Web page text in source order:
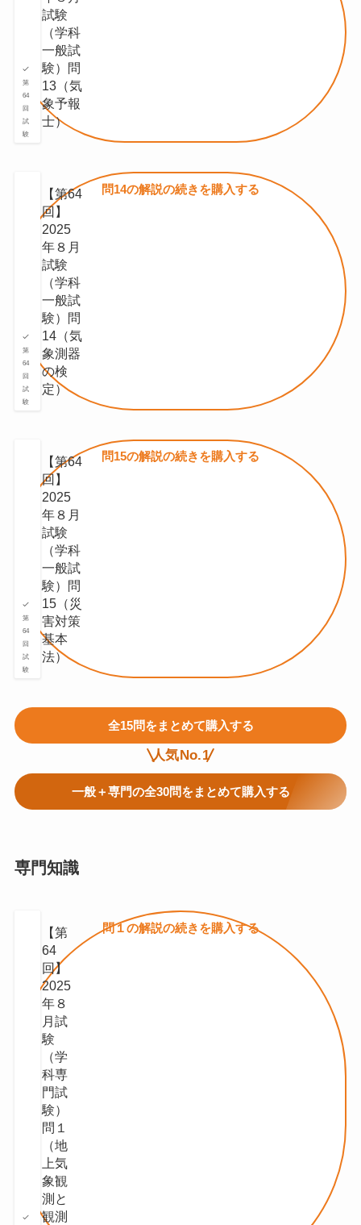
第
64
回
試
験
試験
（学科
一般試
験）問
13（気
象予報
士）
第
64
回
試
験
【第64
回】
2025
年８月
試験
（学科
一般試
験）問
14（気
象測器
の検
定）
問14の解説の続きを購入する
第
64
回
試
験
【第64
回】
2025
年８月
試験
（学科
一般試
験）問
15（災
害対策
基本
法）
問15の解説の続きを購入する
全15問をまとめて購入する
人気No.1
一般＋専門の全30問をまとめて購入する
専門知識
【第
64
回】
2025
年８
月試
験
（学
科専
門試
験）
問１
（地
上気
象観
測と
観測
問１の解説の続きを購入する